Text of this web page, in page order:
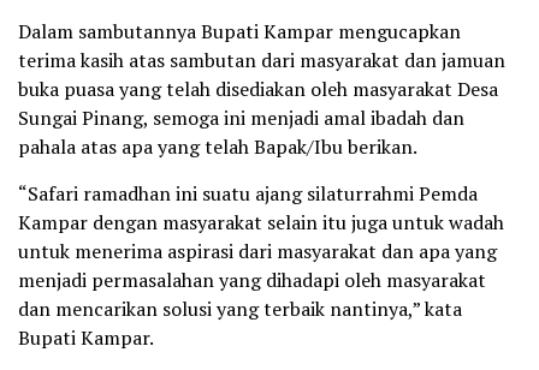
Dalam sambutannya Bupati Kampar mengucapkan
terima kasih atas sambutan dari masyarakat dan jamuan
buka puasa yang telah disediakan oleh masyarakat Desa
Sungai Pinang, semoga ini menjadi amal ibadah dan
pahala atas apa yang telah Bapak/Ibu berikan.
“Safari ramadhan ini suatu ajang silaturrahmi Pemda
Kampar dengan masyarakat selain itu juga untuk wadah
untuk menerima aspirasi dari masyarakat dan apa yang
menjadi permasalahan yang dihadapi oleh masyarakat
dan mencarikan solusi yang terbaik nantinya,” kata
Bupati Kampar.